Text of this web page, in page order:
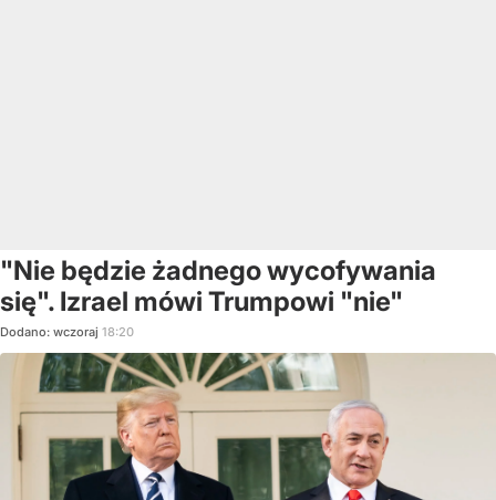
"Nie będzie żadnego wycofywania
się". Izrael mówi Trumpowi "nie"
Dodano: wczoraj 18:20